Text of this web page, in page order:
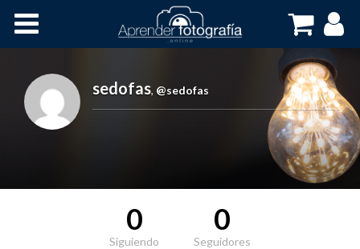
Cursos OnLine
sedofas, @sedofas
0
Siguiendo
0
Seguidores